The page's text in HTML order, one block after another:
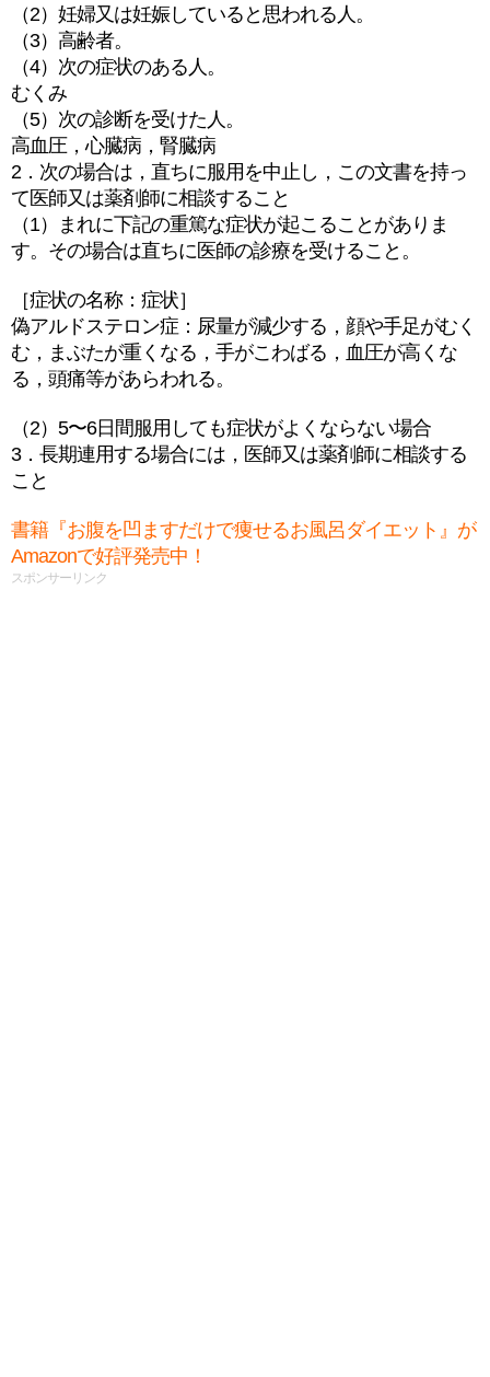
（2）妊婦又は妊娠していると思われる人。
（3）高齢者。
（4）次の症状のある人。
むくみ
（5）次の診断を受けた人。
高血圧，心臓病，腎臓病
2．次の場合は，直ちに服用を中止し，この文書を持っ
て医師又は薬剤師に相談すること
（1）まれに下記の重篤な症状が起こることがありま
す。その場合は直ちに医師の診療を受けること。
［症状の名称：症状］
偽アルドステロン症：尿量が減少する，顔や手足がむく
む，まぶたが重くなる，手がこわばる，血圧が高くな
る，頭痛等があらわれる。
（2）5〜6日間服用しても症状がよくならない場合
3．長期連用する場合には，医師又は薬剤師に相談する
こと
書籍『お腹を凹ますだけで痩せるお風呂ダイエット』が
Amazonで好評発売中！
スポンサーリンク